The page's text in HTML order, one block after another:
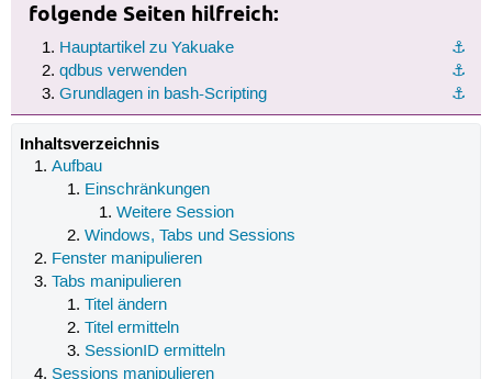
folgende Seiten hilfreich:
⚓︎
Hauptartikel zu Yakuake
⚓︎
qdbus verwenden
⚓︎
Grundlagen in bash-Scripting
Inhaltsverzeichnis
Aufbau
Einschränkungen
Weitere Session
Windows, Tabs und Sessions
Fenster manipulieren
Tabs manipulieren
Titel ändern
Titel ermitteln
SessionID ermitteln
Sessions manipulieren